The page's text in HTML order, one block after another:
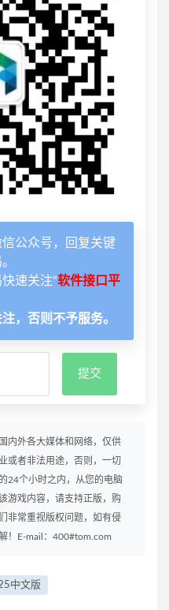
信公众号，回复关键
速关注“软件接口平
，否则不予服务。
内外各大媒体和网络，仅供
或者非法用途，否则，一切
24个小时之内，从您的电脑
游戏内容，请支持正版，购
非常重视版权问题，如有侵
！E-mail：400#tom.com
中文版